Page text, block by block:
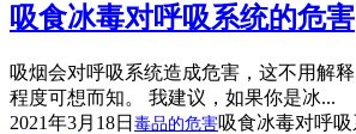
吸食冰毒对呼吸系统的危害
吸烟会对呼吸系统造成危害，这不用解
程度可想而知。 我建议，如果你是冰...
2021年3月18日 毒品的危害吸食冰毒对呼